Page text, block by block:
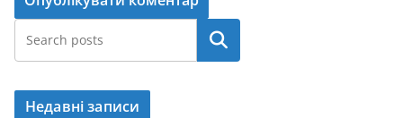
Пошук
Недавні записи